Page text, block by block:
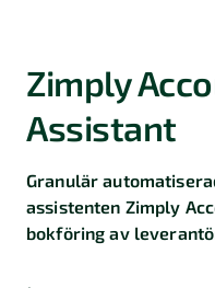
Zimply
Assistant
Granulär
assistenten Zimply
bokföring av